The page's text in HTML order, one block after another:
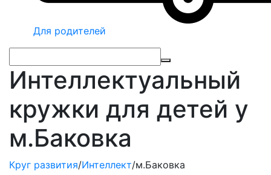
Для родителей
Интеллектуальный
кружки для детей у
м.Баковка
Круг развития/Интеллект/м.Баковка